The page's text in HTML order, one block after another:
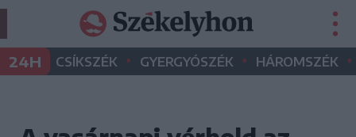
24H CSÍKSZÉK • GYERGYÓSZÉK • HÁROMSZÉK •